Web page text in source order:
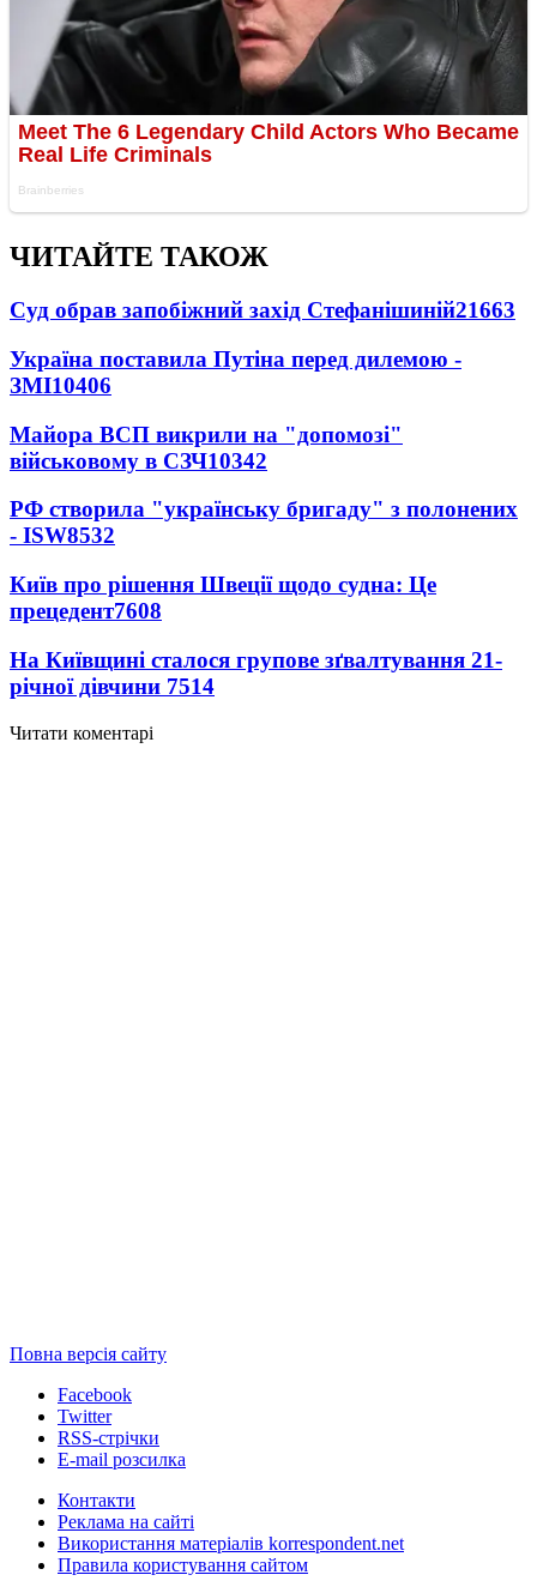
ЧИТАЙТЕ ТАКОЖ
Суд обрав запобіжний захід Стефанішиній21663
Україна поставила Путіна перед дилемою -
ЗМІ10406
Майора ВСП викрили на "допомозі"
військовому в СЗЧ10342
РФ створила "українську бригаду" з полонених
- ISW8532
Київ про рішення Швеції щодо судна: Це
прецедент7608
На Київщині сталося групове зґвалтування 21-
річної дівчини 7514
Читати коментарі
Повна версія сайту
Facebook
Twitter
RSS-стрічки
E-mail розсилка
Контакти
Реклама на сайті
Використання матеріалів korrespondent.net
Правила користування сайтом